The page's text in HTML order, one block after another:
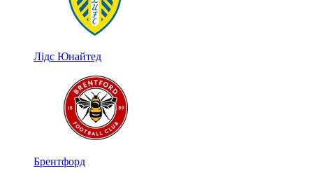
Лідс Юнайтед
Брентфорд